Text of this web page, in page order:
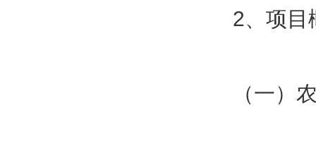
2、项目
（一）